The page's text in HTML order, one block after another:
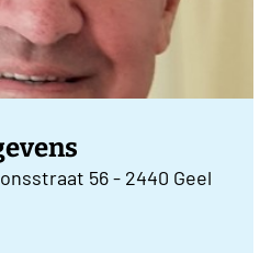
56 - 2440 Geel